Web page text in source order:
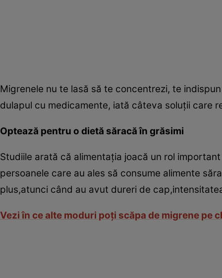
Migrenele nu te lasă să te concentrezi, te
dulapul cu medicamente, iată câteva soluţii care
Optează pentru o dietă săracă în grăsimi
Studiile arată că alimentaţia joacă un rol
persoanele care au ales să consume alimente
plus,atunci când au avut dureri de
Vezi în ce alte moduri poţi scăpa de migrene pe